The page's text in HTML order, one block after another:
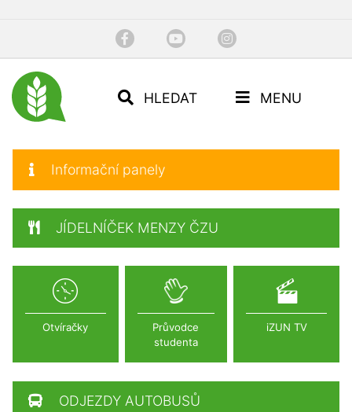
HLEDAT MENU
Informační panely
JÍDELNÍČEK MENZY ČZU
Otvíračky
Průvodce
studenta
iZUN TV
ODJEZDY AUTOBUSŮ